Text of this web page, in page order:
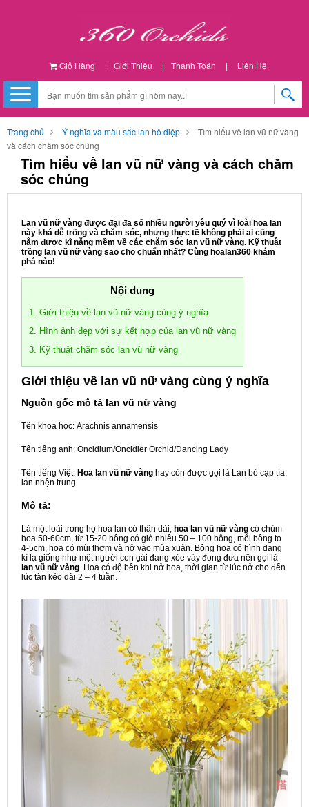
Giỏ Hàng | Giới Thiệu | Thanh Toán | Liên Hệ
Trang chủ Ý nghĩa và màu sắc lan hồ điệp
Tìm hiểu về lan vũ nữ vàng
và cách chăm sóc chúng
Tìm hiểu về lan vũ nữ vàng và cách chăm
sóc chúng
Lan vũ nữ vàng được đại đa số nhiều người yêu quý vì loài hoa lan
này khá dễ trồng và chăm sóc, nhưng thực tế không phải ai cũng
nắm được kĩ năng mềm về các chăm sóc lan vũ nữ vàng. Kỹ thuật
trồng lan vũ nữ vàng sao cho chuẩn nhất? Cùng hoalan360 khám
phá nào!
Nội dung
1. Giới thiệu về lan vũ nữ vàng cùng ý nghĩa
2. Hình ảnh đẹp với sự kết hợp của lan vũ nữ vàng
3. Kỹ thuật chăm sóc lan vũ nữ vàng
Giới thiệu về lan vũ nữ vàng cùng ý nghĩa
Nguồn gốc mô tả lan vũ nữ vàng
Tên khoa học: Arachnis annamensis
Tên tiếng anh: Oncidium/Oncidier Orchid/Dancing Lady
Tên tiếng Việt: Hoa lan vũ nữ vàng hay còn được gọi là Lan bò cạp tía,
lan nhện trung
Mô tả:
Là một loài trong họ hoa lan có thân dài, hoa lan vũ nữ vàng có chùm
hoa 50-60cm, từ 15-20 bông có giò nhiều 50 – 100 bông, mỗi bông to
4-5cm, hoa có mùi thơm và nở vào mùa xuân. Bông hoa có hình dạng
kì lạ giống như một người con gái đang xòe váy đong đưa nên gọi là
lan vũ nữ vàng. Hoa có độ bền khi nở hoa, thời gian từ lúc nở cho đến
lúc tàn kéo dài 2 – 4 tuần.